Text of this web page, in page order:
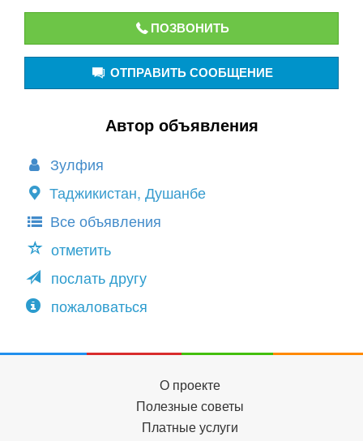
ПОЗВОНИТЬ
ОТПРАВИТЬ СООБЩЕНИЕ
Автор объявления
Зулфия
Таджикистан, Душанбе
Все объявления
отметить
послать другу
пожаловаться
О проекте
Полезные советы
Платные услуги